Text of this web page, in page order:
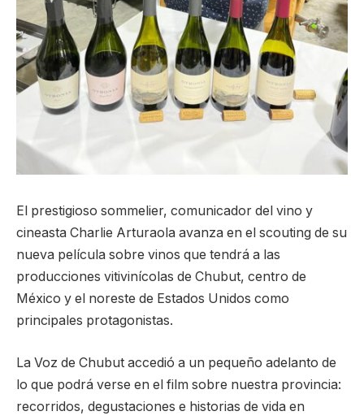
El prestigioso sommelier, comunicador del vino y
cineasta Charlie Arturaola avanza en el scouting de su
nueva película sobre vinos que tendrá a las
producciones vitivinícolas de Chubut, centro de
México y el noreste de Estados Unidos como
principales protagonistas.
La Voz de Chubut accedió a un pequeño adelanto de
lo que podrá verse en el film sobre nuestra provincia:
recorridos, degustaciones e historias de vida en